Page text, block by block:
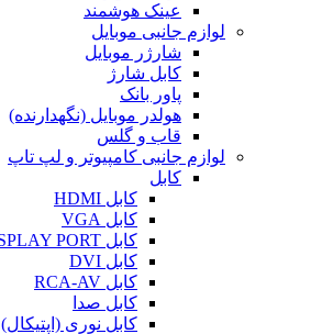
عینک هوشمند
لوازم جانبی موبایل
شارژر موبایل
کابل شارژ
پاور بانک
هولدر موبایل (نگهدارنده)
قاب و گلس
لوازم جانبی کامپیوتر و لپ تاپ
کابل
کابل HDMI
کابل VGA
کابل DISPLAY PORT
کابل DVI
کابل RCA-AV
کابل صدا
کابل نوری (اپتیکال)